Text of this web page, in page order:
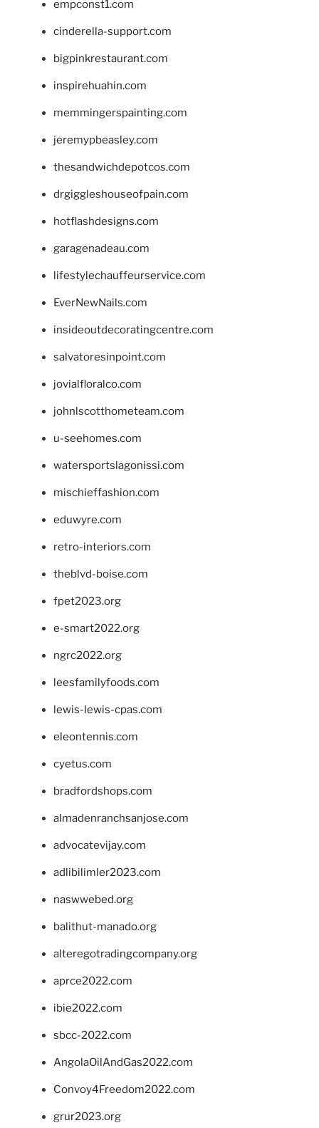
empconst1.com
cinderella-support.com
bigpinkrestaurant.com
inspirehuahin.com
memmingerspainting.com
jeremypbeasley.com
thesandwichdepotcos.com
drgiggleshouseofpain.com
hotflashdesigns.com
garagenadeau.com
lifestylechauffeurservice.com
EverNewNails.com
insideoutdecoratingcentre.com
salvatoresinpoint.com
jovialfloralco.com
johnlscotthometeam.com
u-seehomes.com
watersportslagonissi.com
mischieffashion.com
eduwyre.com
retro-interiors.com
theblvd-boise.com
fpet2023.org
e-smart2022.org
ngrc2022.org
leesfamilyfoods.com
lewis-lewis-cpas.com
eleontennis.com
cyetus.com
bradfordshops.com
almadenranchsanjose.com
advocatevijay.com
adlibilimler2023.com
naswwebed.org
balithut-manado.org
alteregotradingcompany.org
aprce2022.com
ibie2022.com
sbcc-2022.com
AngolaOilAndGas2022.com
Convoy4Freedom2022.com
grur2023.org